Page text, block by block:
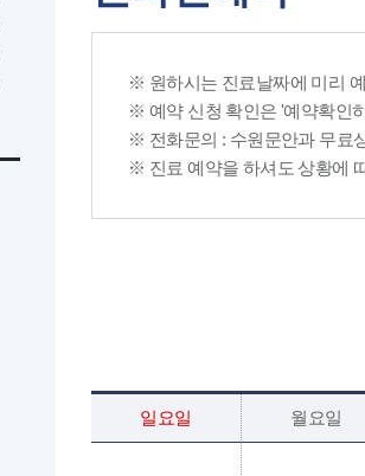
※ 원하시는 진료날짜에 미리
※ 예약 신청 확인은 '예약확인
※ 전화문의 : 수원문안과 무료
※ 진료 예약을 하셔도 상황에
일요일 월요일